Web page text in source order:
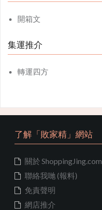
開箱文
集運推介
轉運四方
了解「敗家精」網站
關於 ShoppingJing.com
聯絡我哋 (報料)
免責聲明
網店推介